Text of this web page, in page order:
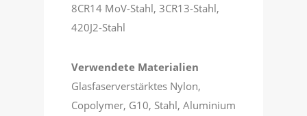
8CR14 MoV-Stahl, 3CR13-Stahl,
420J2-Stahl
Verwendete Materialien
Glasfaserverstärktes Nylon,
Copolymer, G10, Stahl, Aluminium